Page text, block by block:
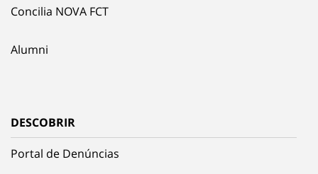
Concilia NOVA FCT
Alumni
DESCOBRIR
Portal de Denúncias